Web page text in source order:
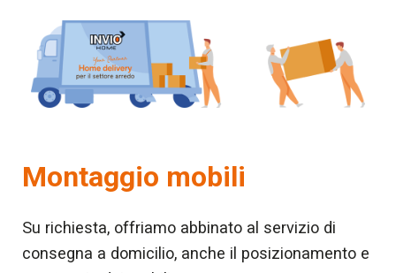
Montaggio mobili
Su richiesta, offriamo abbinato al servizio di
consegna a domicilio, anche il posizionamento e